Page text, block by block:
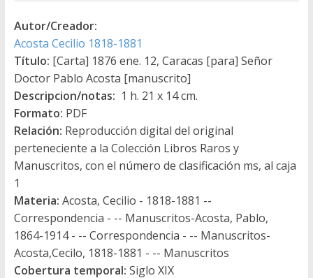
Autor/Creador:
Acosta Cecilio 1818-1881
Título: [Carta] 1876 ene. 12, Caracas [para] Señor
Doctor Pablo Acosta [manuscrito]
Descripcion/notas: 1 h. 21 x 14 cm.
Formato: PDF
Relación: Reproducción digital del original
perteneciente a la Colección Libros Raros y
Manuscritos, con el número de clasificación ms, al caja
1
Materia: Acosta, Cecilio - 1818-1881 --
Correspondencia - -- Manuscritos-Acosta, Pablo,
1864-1914 - -- Correspondencia - -- Manuscritos-
Acosta,Cecilo, 1818-1881 - -- Manuscritos
Cobertura temporal: Siglo XIX